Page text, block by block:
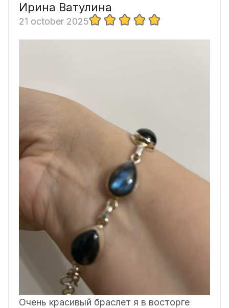
Ирина Ватулина
21 october 2025
Очень красивый браслет я в восторге